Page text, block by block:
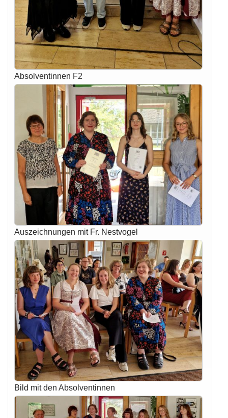
Absolventinnen F2
Auszeichnungen mit Fr. Nestvogel
Bild mit den Absolventinnen